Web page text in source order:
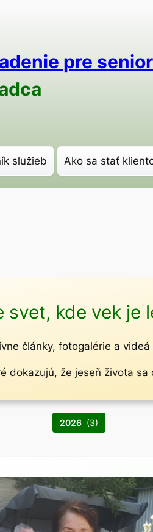
pre
služieb Ako sa stať
svet, kde vek je
články, fotogalérie a
dokazujú, že jeseň života
2026 (3)